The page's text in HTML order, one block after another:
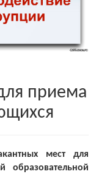
приема
мест для